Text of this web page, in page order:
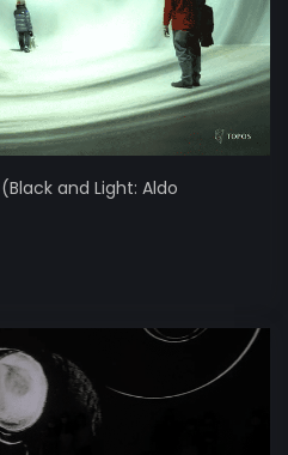
(Black and Light: Aldo